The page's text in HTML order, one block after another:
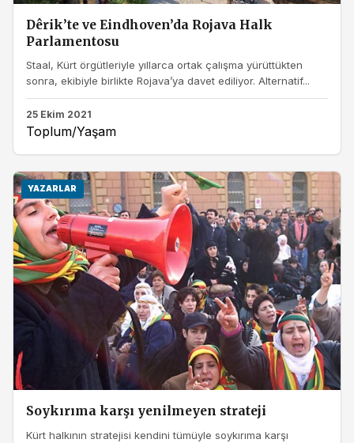
Dêrik’te ve Eindhoven’da Rojava Halk
Parlamentosu
Staal, Kürt örgütleriyle yıllarca ortak çalışma yürüttükten
sonra, ekibiyle birlikte Rojava’ya davet ediliyor. Alternatif...
25 Ekim 2021
Toplum/Yaşam
YAZARLAR
Soykırıma karşı yenilmeyen strateji
Kürt halkının stratejisi kendini tümüyle soykırıma karşı